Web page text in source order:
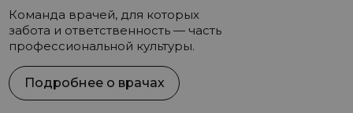
Команда врачей, для которых
забота и ответственность — часть
профессиональной культуры.
Подробнее о врачах